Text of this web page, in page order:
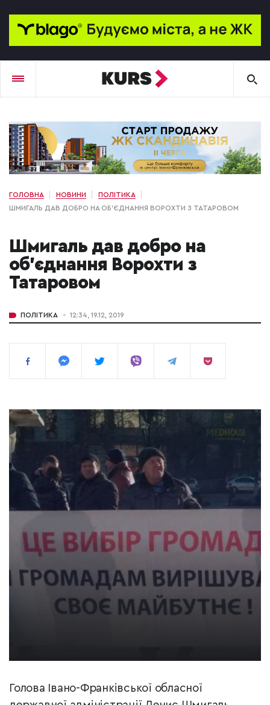
ГОЛОВНА НОВИНИ
ПОЛІТИКА
ШМИГАЛЬ ДАВ ДОБРО НА ОБ’ЄДНАННЯ ВОРОХТИ З ТАТАРОВОМ
Шмигаль дав добро на
об’єднання Ворохти з
Татаровом
ПОЛІТИКА 12:34, 19.12, 2019
Голова Івано-Франківської обласної